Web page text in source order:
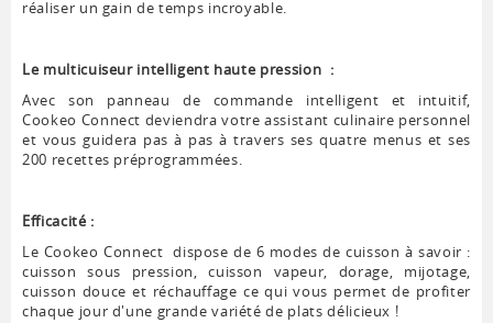
réaliser un gain de temps incroyable.
Le multicuiseur intelligent haute pression :
Avec son panneau de commande intelligent et intuitif,
Cookeo Connect deviendra votre assistant culinaire personnel
et vous guidera pas à pas à travers ses quatre menus et ses
200 recettes préprogrammées.
Efficacité :
Le Cookeo Connect dispose de 6 modes de cuisson à savoir :
cuisson sous pression, cuisson vapeur, dorage, mijotage,
cuisson douce et réchauffage ce qui vous permet de profiter
chaque jour d'une grande variété de plats délicieux !